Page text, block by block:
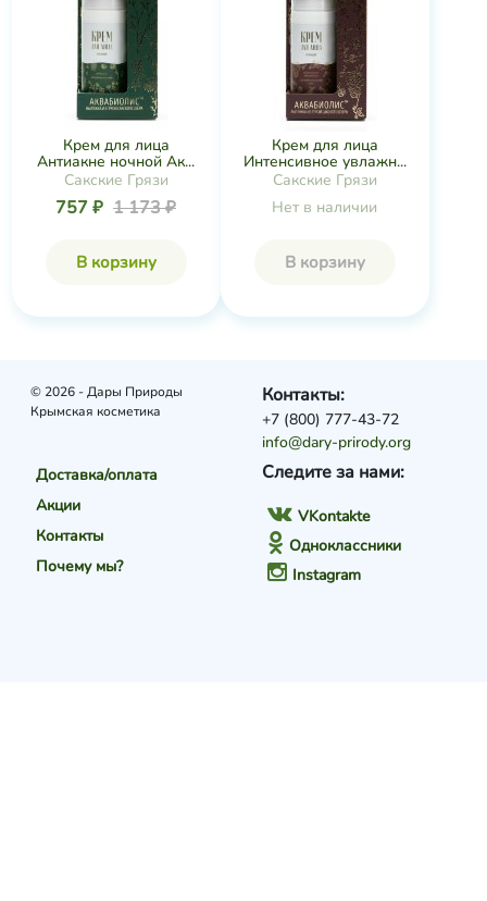
Крем для лица
Антиакне ночной Ак...
Сакские Грязи
757 ₽ 1 173 ₽
В корзину
Крем для лица
Интенсивное увлажн...
Сакские Грязи
Нет в наличии
В корзину
© 2026 - Дары Природы
Крымская косметика
Доставка/оплата
Акции
Контакты
Почему мы?
Следите за нами:
VKontakte
Одноклассники
Instagram
Контакты:
+7 (800) 777-43-72
info@dary-prirody.org